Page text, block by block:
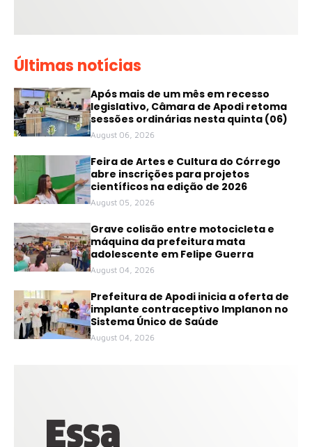
Últimas notícias
Após mais de um mês em recesso
legislativo, Câmara de Apodi retoma
sessões ordinárias nesta quinta (06)
August 06, 2026
Feira de Artes e Cultura do Córrego
abre inscrições para projetos
científicos na edição de 2026
August 05, 2026
Grave colisão entre motocicleta e
máquina da prefeitura mata
adolescente em Felipe Guerra
August 04, 2026
Prefeitura de Apodi inicia a oferta de
implante contraceptivo Implanon no
Sistema Único de Saúde
August 04, 2026